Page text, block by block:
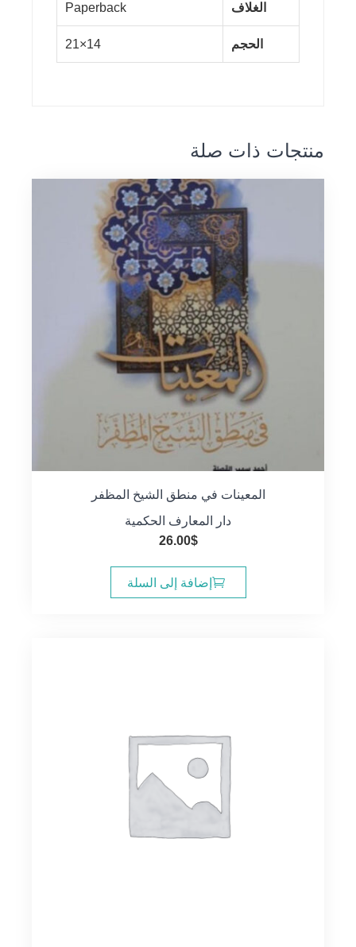
الغلاف Paperback
الحجم 14×21
منتجات ذات صلة
المعينات في منطق الشيخ المظفر
دار المعارف الحكمية
26.00$
إضافة إلى السلة